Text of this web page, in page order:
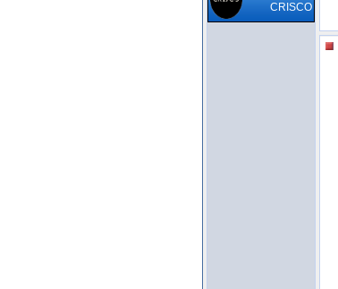
CRISCO